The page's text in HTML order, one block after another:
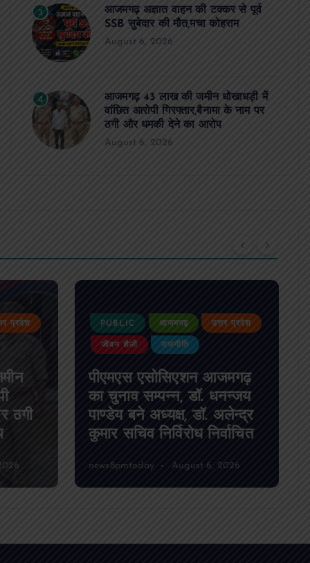
3
आजमगढ़ अज्ञात वाहन की टक्कर से पूर्व
SSB सुबेदार की मौत,मचा कोहराम
August 6, 2026
4
आजमगढ़ 43 लाख की जमीन धोखाधड़ी में
वांछित आरोपी गिरफ्तार,बैनामा के नाम पर
ठगी और धमकी देने का आरोप
August 6, 2026
प्रदेश
ठगी
PUBLIC आजमगढ़ उत्तर प्रदेश
जीवन शैली राजनीति
पीएमएस एसोसिएशन आजमगढ़
का चुनाव सम्पन्न, डॉ. धनन्जय
पाण्डेय बने अध्यक्ष, डॉ. अलेन्द्र
कुमार सचिव निर्विरोध निर्वाचित
news8pmtoday August 6, 2026